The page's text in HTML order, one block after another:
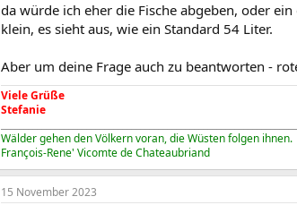
da würde ich eher die Fische abgeben, oder
klein, es sieht aus, wie ein Standard 54 Liter.
Aber um deine Frage auch zu beantworten -
Viele Grüße
Stefanie
Wälder gehen den Völkern voran, die Wüsten folgen ihnen.
François-Rene' Vicomte de Chateaubriand
15 November 2023